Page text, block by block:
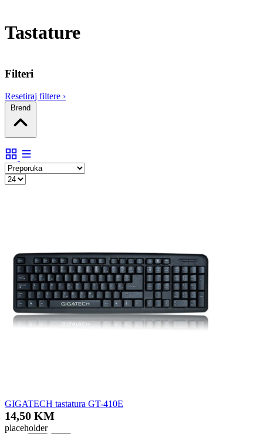
Tastature
Filteri
Resetiraj filtere ›
Brend
GIGATECH tastatura GT-410E
14,50 KM
placeholder